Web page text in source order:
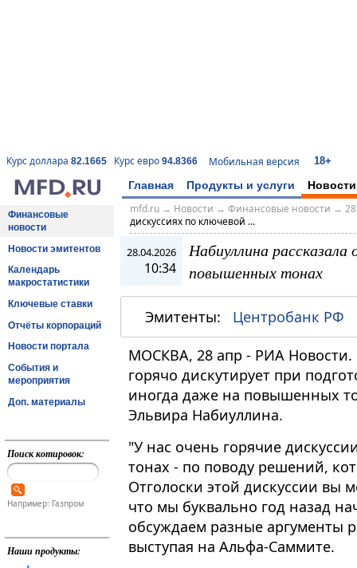
Курс доллара 82.1665 Курс евро 94.8366 Мобильная версия 18+
Главная Продукты и услуги Новости
Финансовые
новости
Новости эмитентов
Календарь
макростатистики
Ключевые ставки
Отчёты корпораций
Новости портала
События и
мероприятия
Доп. материалы
Поиск котировок:
Например: Газпром
Наши продукты:
mfd.ru→ Новости → Финансовые новости →
дискуссиях по ключевой ...
28.04.2026
10:34
Набиуллина рассказала
повышенных тонах
Эмитенты: Центробанк РФ
МОСКВА, 28 апр - РИА Новости.
горячо дискутирует при
иногда даже на повышенных
Эльвира Набиуллина.
"У нас очень горячие
тонах - по поводу решений,
Отголоски этой дискуссии вы
что мы буквально год назад
обсуждаем разные аргументы
выступая на Альфа-Саммите.